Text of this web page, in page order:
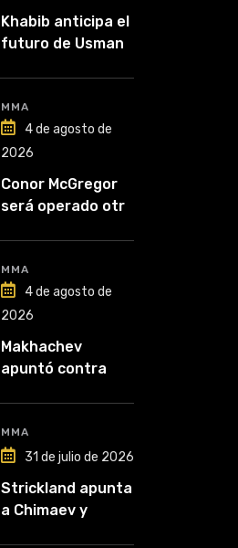
Khabib anticipa el
futuro de Usman
liga competirá”
MMA
4 de agosto de
2026
Conor McGregor
será operado otra
cinco”
MMA
4 de agosto de
2026
Makhachev
apuntó contra
lo perdió todo”
MMA
31 de julio de 2026
Strickland apunta
a Chimaev y